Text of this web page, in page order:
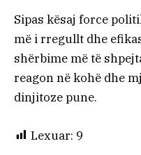
Sipas kësaj force
më i rregullt dhe
shërbime më të
reagon në kohë dhe
dinjitoze pune.
Lexuar: 9